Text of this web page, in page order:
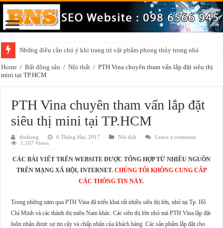
Những điều cần chú ý khi trang trí vật phẩm phong thủy trong nhà
Home / Bất động sản / Nội thất / PTH Vina chuyên tham vấn lắp đặt siêu thị
mini tại TP.HCM
PTH Vina chuyên tham vấn lắp đặt
siêu thị mini tại TP.HCM
thuhong 6 Tháng Hai, 2017 Nội thất
Leave a comment
1,107 Views
CÁC BÀI VIẾT TRÊN WEBSITE ĐƯỢC TỔNG HỢP TỪ NHIỀU NGUỒN
TRÊN MẠNG XÃ HỘI, INTERNET. CHÚNG TÔI KHÔNG CUNG CẤP
CÁC THÔNG TIN NÀY.
Trong những năm qua PTH Vina đã triển khai rất nhiều siêu thị lớn, nhỏ tại Tp. Hồ
Chí Minh và các thành thị miền Nam khác. Các siêu thị lớn nhỏ mà PTH Vina lắp đặt
luôn nhận được sự tin cậy và chấp nhận của khách hàng. Các sản phẩm lắp đặt cho